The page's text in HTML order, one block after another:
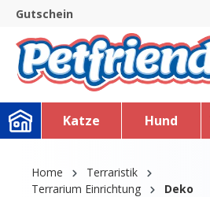
Skip to main navigation
Gutschein
Katze Hund
Home
Terraristik
Terrarium Einrichtung
Deko